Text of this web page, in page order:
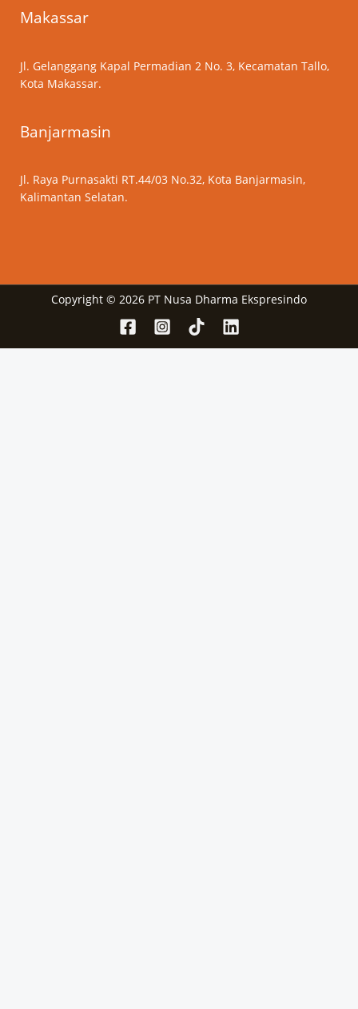
Makassar
Jl. Gelanggang Kapal Permadian 2 No. 3, Kecamatan Tallo,
Kota Makassar.
Banjarmasin
Jl. Raya Purnasakti RT.44/03 No.32, Kota Banjarmasin,
Kalimantan Selatan.
Copyright © 2026 PT Nusa Dharma Ekspresindo